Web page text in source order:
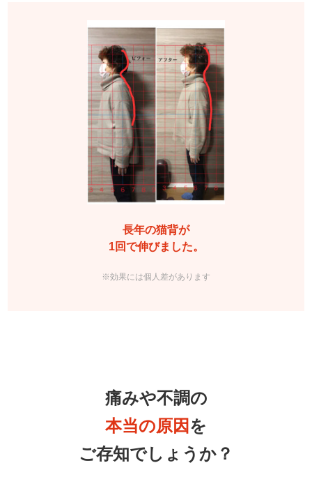
長年の猫背が
1回で伸びました。
※効果には個人差があります
痛みや不調の
本当の原因 を
ご存知でしょうか？